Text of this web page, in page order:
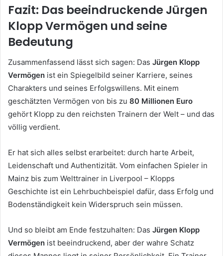
Fazit: Das beeindruckende Jürgen
Klopp Vermögen und seine
Bedeutung
Zusammenfassend lässt sich sagen: Das Jürgen Klopp
Vermögen ist ein Spiegelbild seiner Karriere, seines
Charakters und seines Erfolgswillens. Mit einem
geschätzten Vermögen von bis zu 80 Millionen Euro
gehört Klopp zu den reichsten Trainern der Welt – und das
völlig verdient.
Er hat sich alles selbst erarbeitet: durch harte Arbeit,
Leidenschaft und Authentizität. Vom einfachen Spieler in
Mainz bis zum Welttrainer in Liverpool – Klopps
Geschichte ist ein Lehrbuchbeispiel dafür, dass Erfolg und
Bodenständigkeit kein Widerspruch sein müssen.
Und so bleibt am Ende festzuhalten: Das Jürgen Klopp
Vermögen ist beeindruckend, aber der wahre Schatz